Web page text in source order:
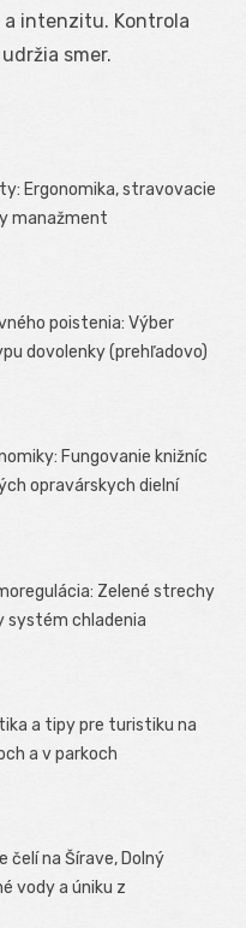
intenzitu. Kontrola
smer.
Ergonomika, stravovacie
manažment
poistenia: Výber
dovolenky (prehľadovo)
Fungovanie knižníc
opravárskych dielní
Zelené strechy
systém chladenia
a tipy pre turistiku na
a v parkoch
čelí na Šírave, Dolný
vody a úniku z